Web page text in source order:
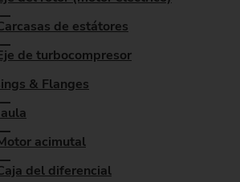
de estátores
de turbocompresor
& Flanges
acimutal
del diferencial